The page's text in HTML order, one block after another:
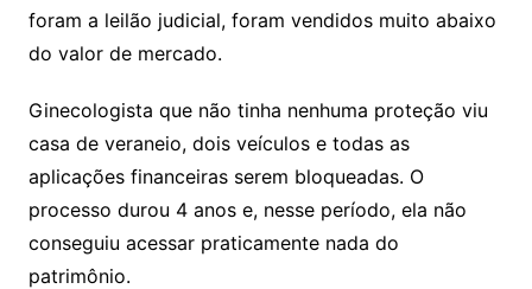
foram a leilão judicial, foram vendidos muito abaixo
do valor de mercado.
Ginecologista que não tinha nenhuma proteção viu
casa de veraneio, dois veículos e todas as
aplicações financeiras serem bloqueadas. O
processo durou 4 anos e, nesse período, ela não
conseguiu acessar praticamente nada do
patrimônio.